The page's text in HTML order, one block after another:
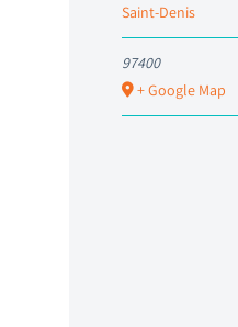
Saint-Denis
97400
+ Google Map